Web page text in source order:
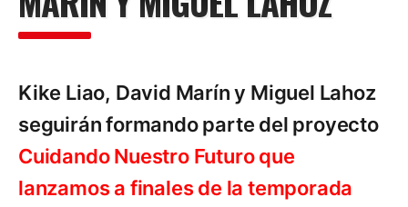
Contacts
Kike Liao, David Marín y Miguel Lahoz
seguirán formando parte del proyecto
Cuidando Nuestro Futuro que
lanzamos a finales de la temporada